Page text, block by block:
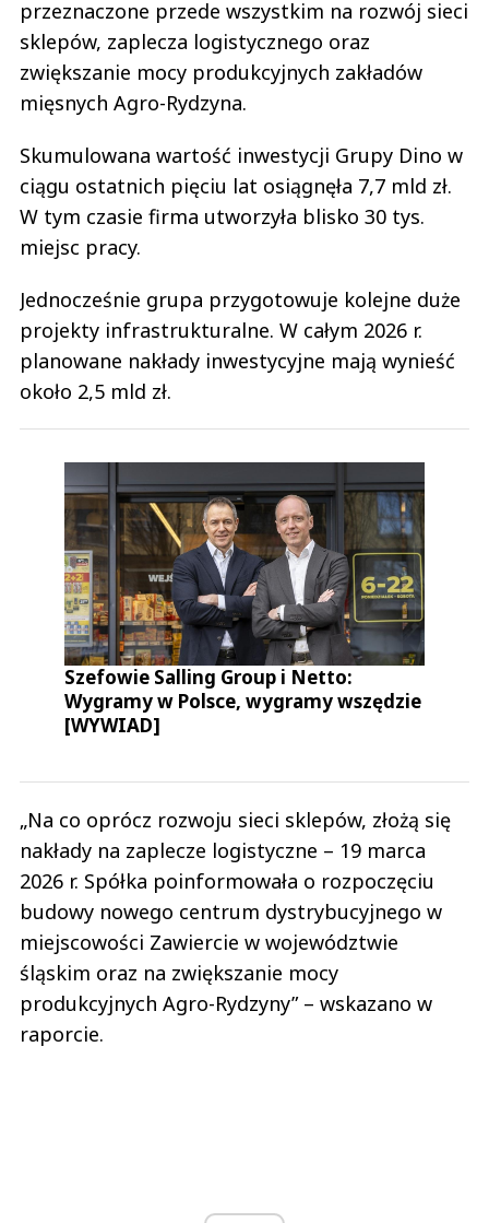
przeznaczone przede wszystkim na rozwój sieci
sklepów, zaplecza logistycznego oraz
zwiększanie mocy produkcyjnych zakładów
mięsnych Agro-Rydzyna.
Skumulowana wartość inwestycji Grupy Dino w
ciągu ostatnich pięciu lat osiągnęła 7,7 mld zł.
W tym czasie firma utworzyła blisko 30 tys.
miejsc pracy.
Jednocześnie grupa przygotowuje kolejne duże
projekty infrastrukturalne. W całym 2026 r.
planowane nakłady inwestycyjne mają wynieść
około 2,5 mld zł.
Szefowie Salling Group i Netto:
Wygramy w Polsce, wygramy wszędzie
[WYWIAD]
„Na co oprócz rozwoju sieci sklepów, złożą się
nakłady na zaplecze logistyczne – 19 marca
2026 r. Spółka poinformowała o rozpoczęciu
budowy nowego centrum dystrybucyjnego w
miejscowości Zawiercie w województwie
śląskim oraz na zwiększanie mocy
produkcyjnych Agro-Rydzyny” – wskazano w
raporcie.